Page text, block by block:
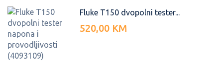
Fluke T150 dvopolni tester...
520,00 KM